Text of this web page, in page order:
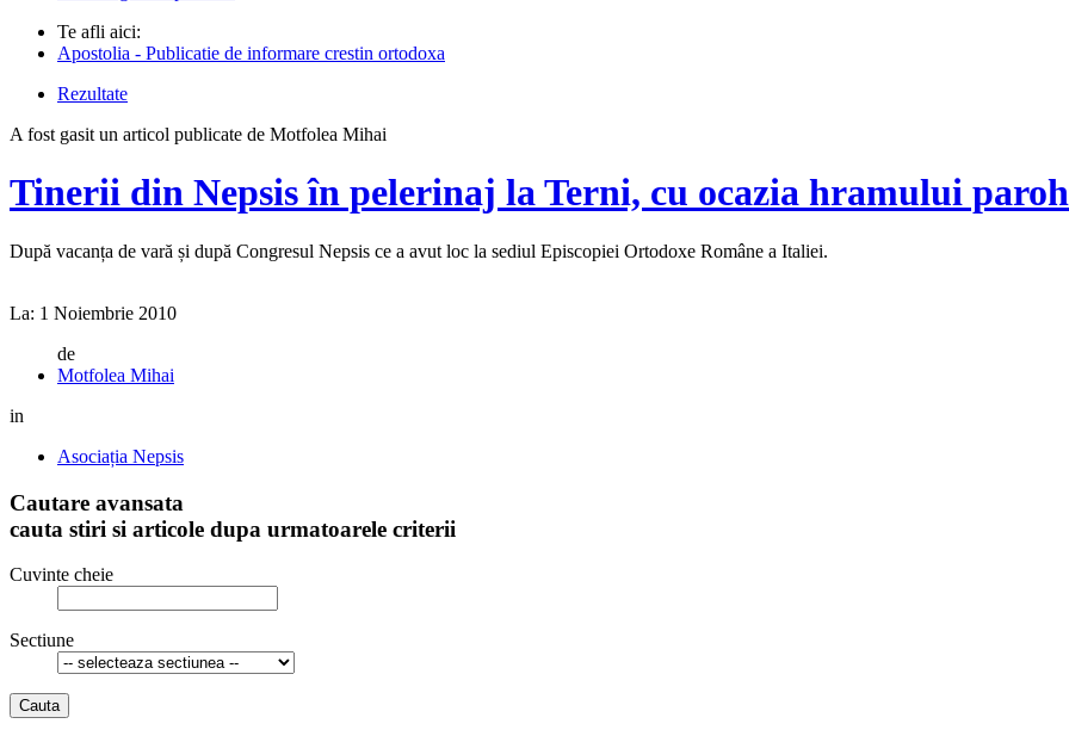
Te afli aici:
Apostolia - Publicatie de informare crestin ortodoxa
Rezultate
A fost gasit un articol publicate de Motfolea Mihai
Tinerii din Nepsis în pelerinaj la Terni, cu ocazia hramului
După vacanța de vară și după Congresul Nepsis ce a avut loc la sediul Episcopiei Ortodoxe Române a Italiei.
La: 1 Noiembrie 2010
de
Motfolea Mihai
in
Asociația Nepsis
Cautare avansata
cauta stiri si articole dupa urmatoarele criterii
Cuvinte cheie
Sectiune
Cauta